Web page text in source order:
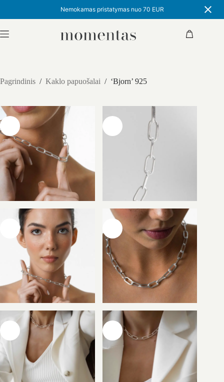
Nemokamas pristatymas nuo 70 EUR
to
Shopping
Pagrindinis / Kaklo papuošalai / ‘Bjorn’ 925